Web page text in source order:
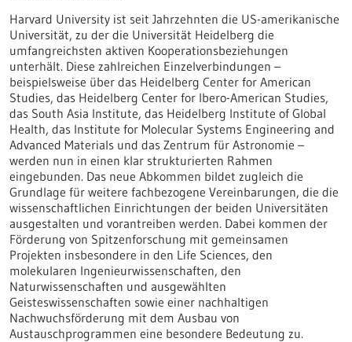
Harvard University ist seit Jahrzehnten die US-amerikanische
Universität, zu der die Universität Heidelberg die
umfangreichsten aktiven Kooperationsbeziehungen
unterhält. Diese zahlreichen Einzelverbindungen –
beispielsweise über das Heidelberg Center for American
Studies, das Heidelberg Center for Ibero-American Studies,
das South Asia Institute, das Heidelberg Institute of Global
Health, das Institute for Molecular Systems Engineering and
Advanced Materials und das Zentrum für Astronomie –
werden nun in einen klar strukturierten Rahmen
eingebunden. Das neue Abkommen bildet zugleich die
Grundlage für weitere fachbezogene Vereinbarungen, die die
wissenschaftlichen Einrichtungen der beiden Universitäten
ausgestalten und vorantreiben werden. Dabei kommen der
Förderung von Spitzenforschung mit gemeinsamen
Projekten insbesondere in den Life Sciences, den
molekularen Ingenieurwissenschaften, den
Naturwissenschaften und ausgewählten
Geisteswissenschaften sowie einer nachhaltigen
Nachwuchsförderung mit dem Ausbau von
Austauschprogrammen eine besondere Bedeutung zu.